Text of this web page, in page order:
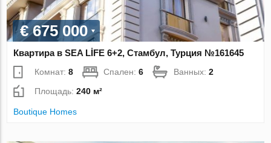
€ 675 000
Квартира в SEA LİFE 6+2, Стамбул, Турция №161645
Комнат:8 Спален:6 Ванных:2
Площадь:240 м²
Boutique Homes